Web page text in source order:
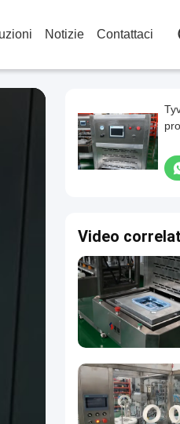
Notizie Contattaci
Video